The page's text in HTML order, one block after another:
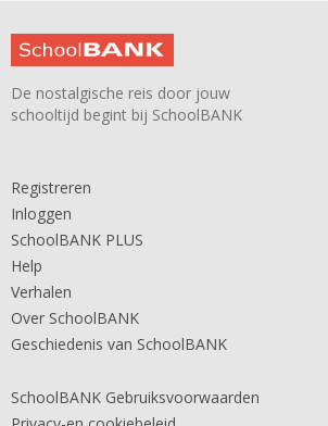
De nostalgische reis door jouw
schooltijd begint bij SchoolBANK
Registreren
Inloggen
SchoolBANK PLUS
Help
Verhalen
Over SchoolBANK
Geschiedenis van SchoolBANK
SchoolBANK Gebruiksvoorwaarden